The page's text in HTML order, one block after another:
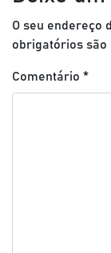
O seu endereço
obrigatórios são
Comentário *